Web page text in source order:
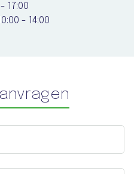
17:00
- 14:00